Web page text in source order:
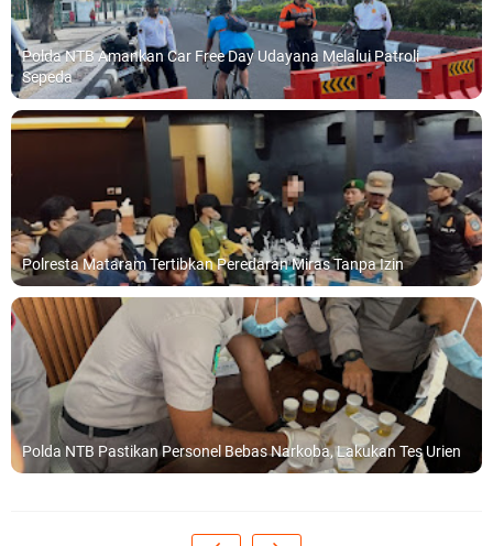
Polda NTB Amankan Car Free Day Udayana Melalui Patroli
Sepeda
Polresta Mataram Tertibkan Peredaran Miras Tanpa Izin
Polda NTB Pastikan Personel Bebas Narkoba, Lakukan Tes Urien